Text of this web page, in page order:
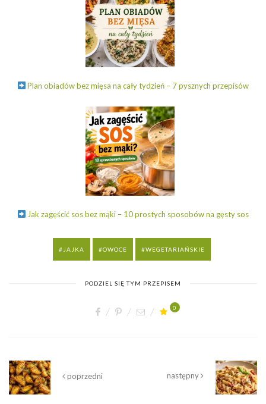
Plan obiadów bez mięsa na cały tydzień – 7 pysznych przepisów
Jak zagęścić sos bez mąki – 10 prostych sposobów na gęsty sos
JAJKA OWOCE WEGETARIAŃSKIE
PODZIEL SIĘ TYM PRZEPISEM
0
poprzedni następny